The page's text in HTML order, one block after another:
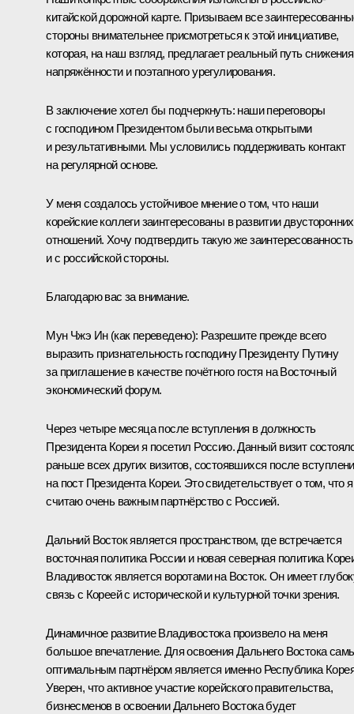
китайской дорожной карте. Призываем все
стороны внимательнее присмотреться к этой инициативе,
которая, на наш взгляд, предлагает реальный путь снижения
напряжённости и поэтапного урегулирования.
В заключение хотел бы подчеркнуть: наши переговоры
с господином Президентом были весьма открытыми
и результативными. Мы условились поддерживать контакт
на регулярной основе.
У меня создалось устойчивое мнение о том, что наши
корейские коллеги заинтересованы в развитии двусторонних
отношений. Хочу подтвердить такую же заинтересованность
и с российской стороны.
Благодарю вас за внимание.
Мун Чжэ Ин (как переведено): Разрешите прежде всего
выразить признательность господину Президенту Путину
за приглашение в качестве почётного гостя на Восточный
экономический форум.
Через четыре месяца после вступления в должность
Президента Кореи я посетил Россию. Данный визит
раньше всех других визитов, состоявшихся после
на пост Президента Кореи. Это свидетельствует о том, что я
считаю очень важным партнёрство с Россией.
Дальний Восток является пространством, где встречается
восточная политика России и новая северная политика
Владивосток является воротами на Восток. Он имеет
связь с Кореей с исторической и культурной точки зрения.
Динамичное развитие Владивостока произвело на меня
большое впечатление. Для освоения Дальнего Востока
оптимальным партнёром является именно Республика
Уверен, что активное участие корейского правительства,
бизнесменов в освоении Дальнего Востока будет